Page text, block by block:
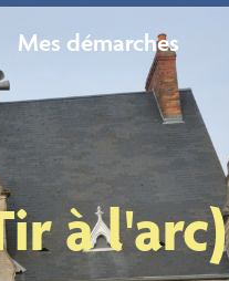
Mes démarches
à l'arc)